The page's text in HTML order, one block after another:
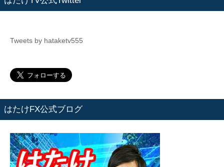
Tweets by hataketv555
はたけFX公式ブログ